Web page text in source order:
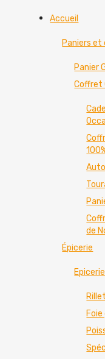
Accueil
Paniers
Panier
Coffret
de
Épicerie
Foie